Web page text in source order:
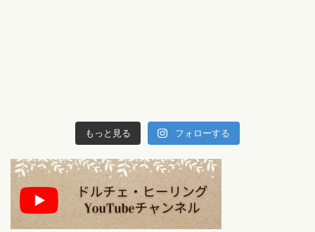
もっと見る フォローする